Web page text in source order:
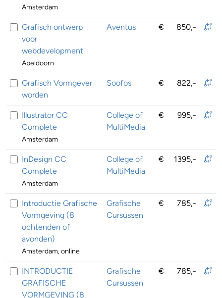
Amsterdam
Grafisch ontwerp
voor
webdevelopment
Aventus € 850,-
Apeldoorn
Grafisch Vormgever
worden
Soofos € 822,-
Illustrator CC
Complete
College of
MultiMedia
€ 995,-
Amsterdam
InDesign CC
Complete
College of
MultiMedia
€ 1395,-
Amsterdam
Introductie Grafische
Vormgeving (8
ochtenden of
avonden)
Grafische
Cursussen
€ 785,-
Amsterdam, online
INTRODUCTIE
GRAFISCHE
VORMGEVING (8
Grafische
Cursussen
€ 785,-